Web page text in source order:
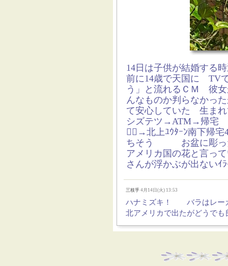
14日は子供が結婚する
前に14歳で天国に TV
う」と流れるＣＭ 彼女
んなものか判らなかっ
て安心していた 生まれ
シズテツ→ATM→帰宅
🚶‍♀️→北上ﾕｳﾀｰﾝ南下帰
ちそう お盆に彫っ
アメリカ国の花と言っ
さんが浮かぶが出ないｲ
三枝乎 4月14日(火) 13:53
ハナミズキ！ バラはレ
北アメリカで出たがどうで